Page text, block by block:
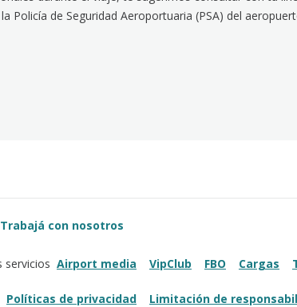
Policía de Seguridad Aeroportuaria (PSA) del
Trabajá con nosotros
servicios Airport media VipClub FBO Cargas
Políticas de privacidad Limitación de